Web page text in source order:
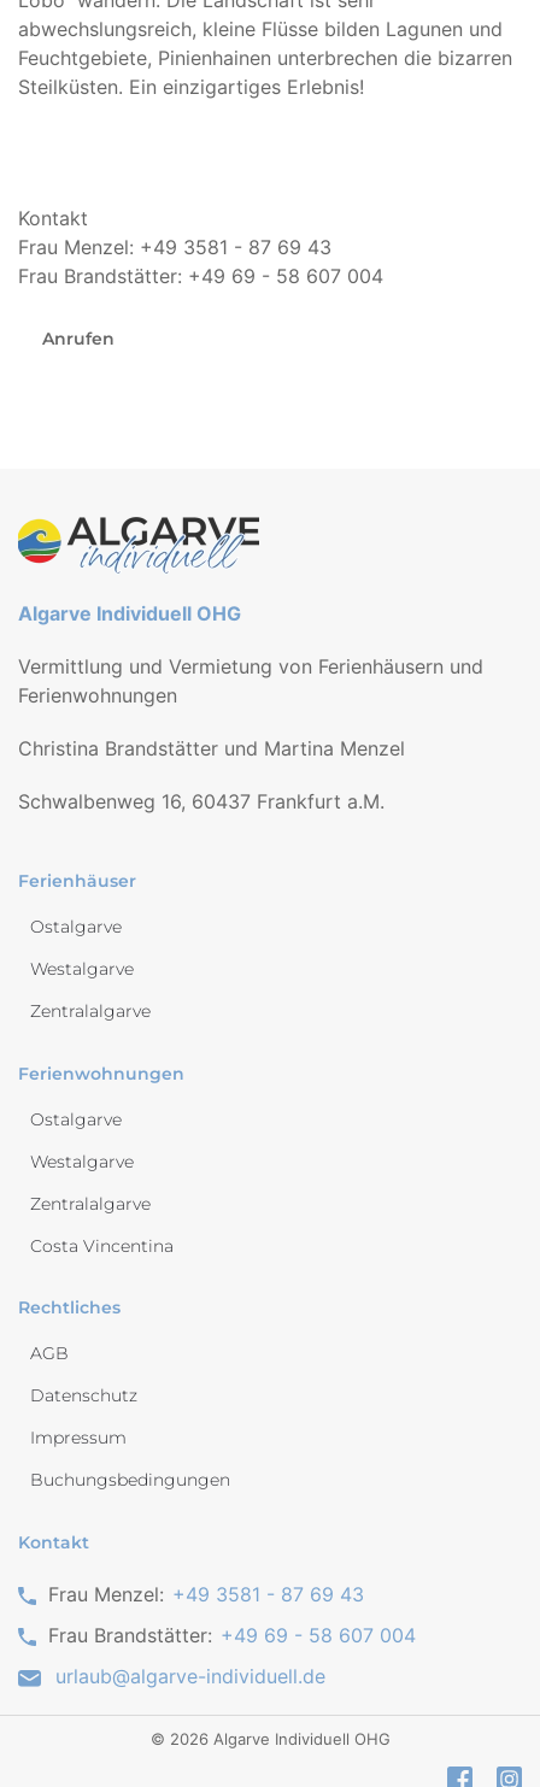
abwechslungsreich, kleine Flüsse bilden Lagunen und
Feuchtgebiete, Pinienhainen unterbrechen die bizarren
Steilküsten. Ein einzigartiges Erlebnis!
Kontakt
Frau Menzel: +49 3581 - 87 69 43
Frau Brandstätter: +49 69 - 58 607 004
Anrufen
Algarve Individuell OHG
Vermittlung und Vermietung von Ferienhäusern und
Ferienwohnungen
Christina Brandstätter und Martina Menzel
Schwalbenweg 16, 60437 Frankfurt a.M.
Ferienhäuser
Ostalgarve
Westalgarve
Zentralalgarve
Ferienwohnungen
Ostalgarve
Westalgarve
Zentralalgarve
Costa Vincentina
Rechtliches
AGB
Datenschutz
Impressum
Buchungsbedingungen
Kontakt
Frau Menzel: +49 3581 - 87 69 43
Frau Brandstätter: +49 69 - 58 607 004
urlaub@algarve-individuell.de
© 2026Algarve Individuell OHG